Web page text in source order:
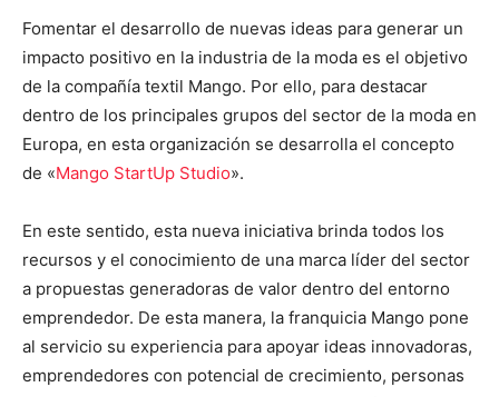
Fomentar el desarrollo de nuevas ideas para generar un
impacto positivo en la industria de la moda es el objetivo
de la compañía textil Mango. Por ello, para destacar
dentro de los principales grupos del sector de la moda en
Europa, en esta organización se desarrolla el concepto
de «Mango StartUp Studio».
En este sentido, esta nueva iniciativa brinda todos los
recursos y el conocimiento de una marca líder del sector
a propuestas generadoras de valor dentro del entorno
emprendedor. De esta manera, la franquicia Mango pone
al servicio su experiencia para apoyar ideas innovadoras,
emprendedores con potencial de crecimiento, personas